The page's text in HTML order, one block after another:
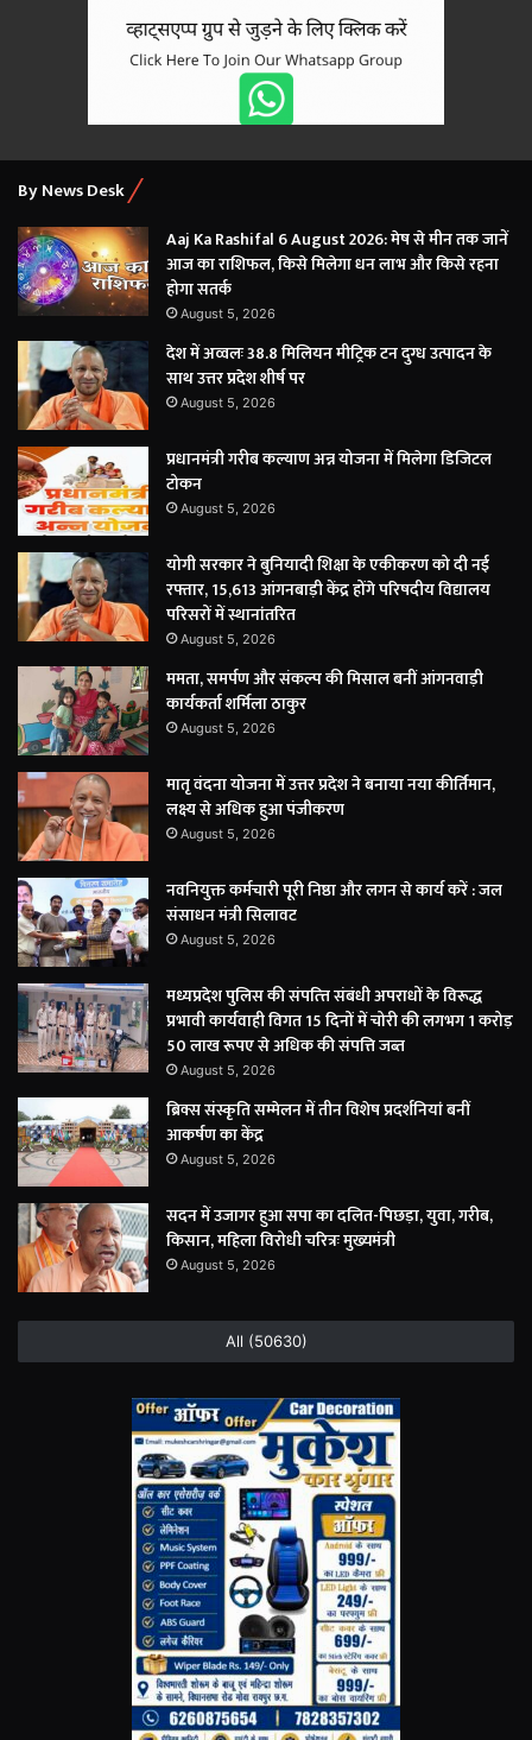
By News Desk
Aaj Ka Rashifal 6 August 2026: मेष से मीन तक जानें
आज का राशिफल, किसे मिलेगा धन लाभ और किसे रहना
होगा सतर्क
August 5, 2026
देश में अव्वलः 38.8 मिलियन मीट्रिक टन दुग्ध उत्पादन के
साथ उत्तर प्रदेश शीर्ष पर
August 5, 2026
प्रधानमंत्री गरीब कल्याण अन्न योजना में मिलेगा डिजिटल
टोकन
August 5, 2026
योगी सरकार ने बुनियादी शिक्षा के एकीकरण को दी नई
रफ्तार, 15,613 आंगनबाड़ी केंद्र होंगे परिषदीय विद्यालय
परिसरों में स्थानांतरित
August 5, 2026
ममता, समर्पण और संकल्प की मिसाल बनीं आंगनवाड़ी
कार्यकर्ता शर्मिला ठाकुर
August 5, 2026
मातृ वंदना योजना में उत्तर प्रदेश ने बनाया नया कीर्तिमान,
लक्ष्य से अधिक हुआ पंजीकरण
August 5, 2026
नवनियुक्त कर्मचारी पूरी निष्ठा और लगन से कार्य करें : जल
संसाधन मंत्री सिलावट
August 5, 2026
मध्यप्रदेश पुलिस की संपत्त्ति संबंधी अपराधों के विरूद्ध
प्रभावी कार्यवाही विगत 15 दिनों में चोरी की लगभग 1 करोड़
50 लाख रूपए से अधिक की संपत्ति जब्‍त
August 5, 2026
ब्रिक्स संस्कृति सम्मेलन में तीन विशेष प्रदर्शनियां बनीं
आकर्षण का केंद्र
August 5, 2026
सदन में उजागर हुआ सपा का दलित-पिछड़ा, युवा, गरीब,
किसान, महिला विरोधी चरित्रः मुख्यमंत्री
August 5, 2026
All (50630)